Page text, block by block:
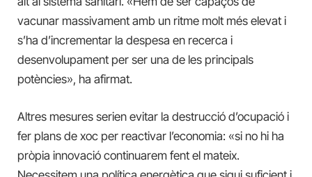
vacunar massivament amb un ritme molt més elevat i
s’ha d’incrementar la despesa en recerca i
desenvolupament per ser una de les principals
potències», ha afirmat.
Altres mesures serien evitar la destrucció d’ocupació i
fer plans de xoc per reactivar l’economia: «si no hi ha
pròpia innovació continuarem fent el mateix.